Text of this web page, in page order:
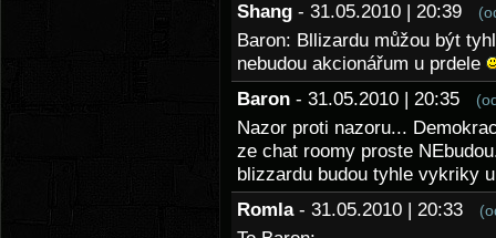
Shang - 31.05.2010 | 20:39
Baron: Bllizardu můžou být
nebudou akcionářum u prdele
Baron - 31.05.2010 | 20:35
Nazor proti nazoru...
ze chat roomy proste
blizzardu budou tyhle vykriky
Romla - 31.05.2010 | 20:33